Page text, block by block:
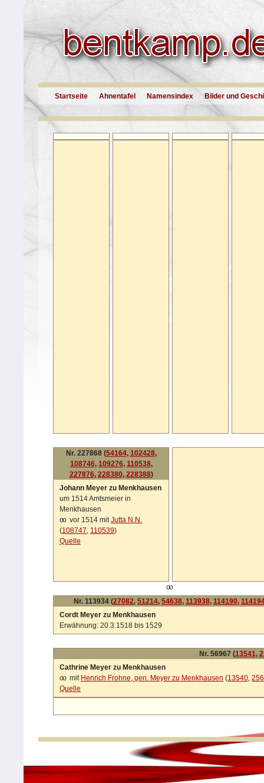
Startseite Ahnentafel Namensindex Bilder und
Nr. 227868 (54164, 102428,
108746, 109276, 110538,
227876, 228380, 228388)
Johann Meyer zu Menkhausen
um 1514 Amtsmeier in
Menkhausen
oo vor 1514 mitJutta N.N.
(108747, 110539)
Quelle
oo
Nr. 113934 (27082, 51214, 54638, 113938, 114190,
Cordt Meyer zu Menkhausen
Erwähnung: 20.3.1518 bis 1529
Nr. 56967 (13541,
Cathrine Meyer zu Menkhausen
oo mit Henrich Frohne, gen. Meyer zu Menkhausen (13540,
Quelle